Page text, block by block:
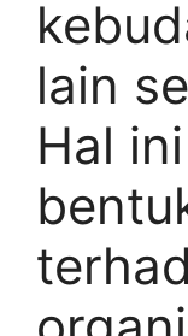
lain
Hal